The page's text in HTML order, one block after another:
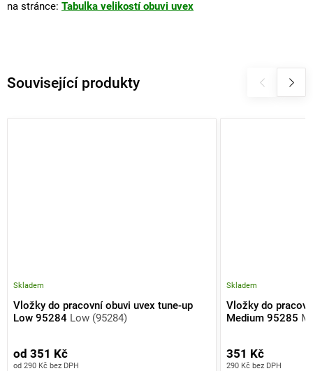
Související produkty
Vložky do pracovní obuvi uvex tune-up
Low 95284 Low (95284)
Skladem
od 290 Kč bez DPH
od 351 Kč
Vložky do
Medium 95285
Skladem
290 Kč bez DPH
351 Kč
na stránce: Tabulka velikostí obuvi uvex